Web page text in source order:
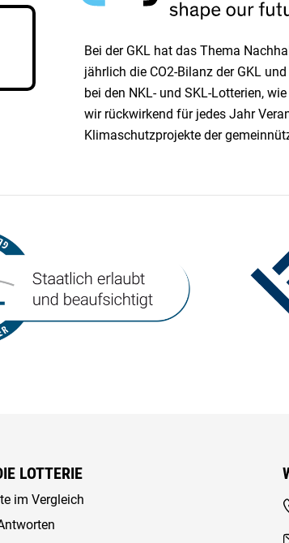
Bei der GKL hat das Thema
jährlich die CO2-Bilanz der GKL
bei den NKL- und SKL-Lotterien,
wir rück­wirkend für jedes Jahr
Klimaschutzprojekte der
LOTTERIE
im Vergleich